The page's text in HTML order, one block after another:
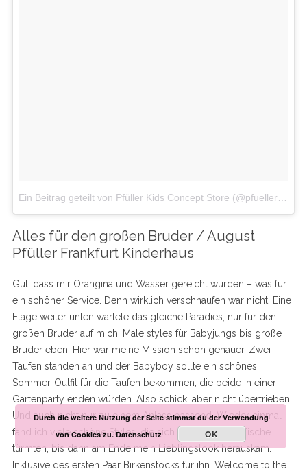
Ein Beitrag geteilt von Pfüller Kids Concept Store (@pfuellerkids)
Alles für den großen Bruder / August
Pfüller Frankfurt Kinderhaus
Gut, dass mir Orangina und Wasser gereicht wurden – was für
ein schöner Service. Denn wirklich verschnaufen war nicht. Eine
Etage weiter unten wartete das gleiche Paradies, nur für den
großen Bruder auf mich. Male styles für Babyjungs bis große
Brüder eben. Hier war meine Mission schon genauer. Zwei
Taufen standen an und der Babyboy sollte ein schönes
Sommer-Outfit für die Taufen bekommen, die beide in einer
Gartenparty enden würden. Also schick, aber nicht übertrieben.
Und auch nicht nur zu einem Anlass passend. Wieder einmal
fand ich viele schöne Styles, die sich auf einem der Tische
türmten, bis dann am Ende mein Lieblingslook herauskam.
Inklusive des ersten Paar Birkenstocks für ihn. Welcome to the
Durch die weitere Nutzung der Seite stimmst du der Verwendung
von Cookies zu.Datenschutz OK